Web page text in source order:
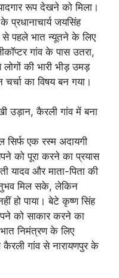
रूप देखने को मिला।
प्रधानाचार्य जयसिंह
से पहले भात न्यूतने के लिए
गांव के पास उतरा,
की भारी भीड़ उमड़
का विषय बन गया।
सिर्फ एक रस्म अदायगी
को पूरा करने का प्रयास
यादव और माता-पिता की
मिल सके, लेकिन
हो पाया। बेटे कृष्ण सिंह
को साकार करने का
निमंत्रण के लिए
गांव से नारायणपुर के